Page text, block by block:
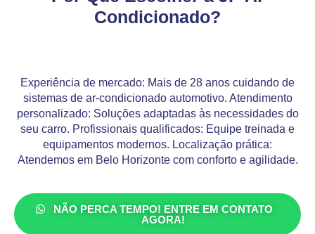
Condicionado?
Experiência de mercado: Mais de 28 anos cuidando de
sistemas de ar-condicionado automotivo. Atendimento
personalizado: Soluções adaptadas às necessidades do
seu carro. Profissionais qualificados: Equipe treinada e
equipamentos modernos. Localização prática:
Atendemos em Belo Horizonte com conforto e agilidade.
NÃO PERCA TEMPO! ENTRE EM CONTATO
AGORA!